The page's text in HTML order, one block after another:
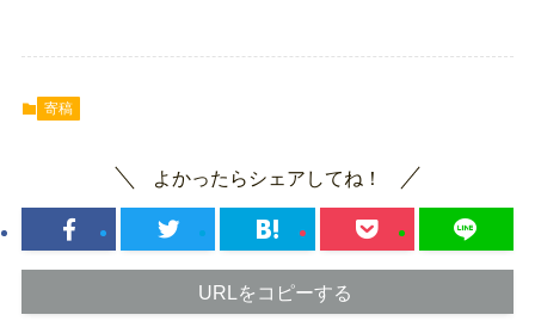
寄稿
よかったらシェアしてね！
URLをコピーする